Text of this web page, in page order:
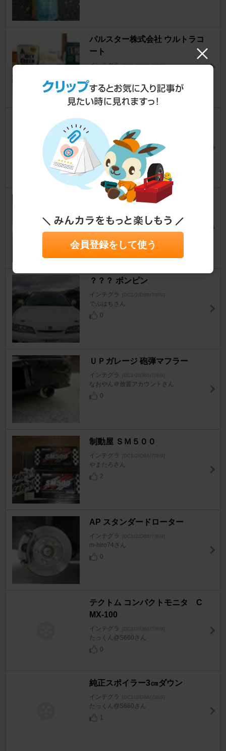
パルスター株式会社 ウルトラコ
ート
インテグラ [DC1/2/DB6/7/8/9]
0
0
佐藤精機製作所 5mm アジャス
トスペーサー
インテグラ [DC1/2/DB6/7/8/9]
たっくん@S660さん
2
不明 LT250
でっていう（◇）さん
？？？ ボンピン
インテグラ [DC1/2/DB6/7/8/9]
でぶはちさん
0
ＵＰガレージ 砲弾マフラー
インテグラ [DC1/2/DB6/7/8/9]
なおやん＠放置アカウントさん
0
制動屋 ＳＭ５００
インテグラ [DC1/2/DB6/7/8/9]
やまたろさん
2
AP スタンダードローター
インテグラ [DC1/2/DB6/7/8/9]
m-hiro74さん
0
テクトム コンパクトモニタ C
MX-100
インテグラ [DC1/2/DB6/7/8/9]
たっくん@S660さん
0
純正スポイラー3㎝ダウン
インテグラ [DC1/2/DB6/7/8/9]
たっくん@S660さん
1
会員登録をして使う